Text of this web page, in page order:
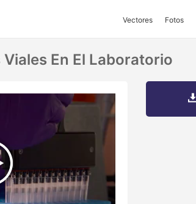
Vectores Fotos
En El Laboratorio